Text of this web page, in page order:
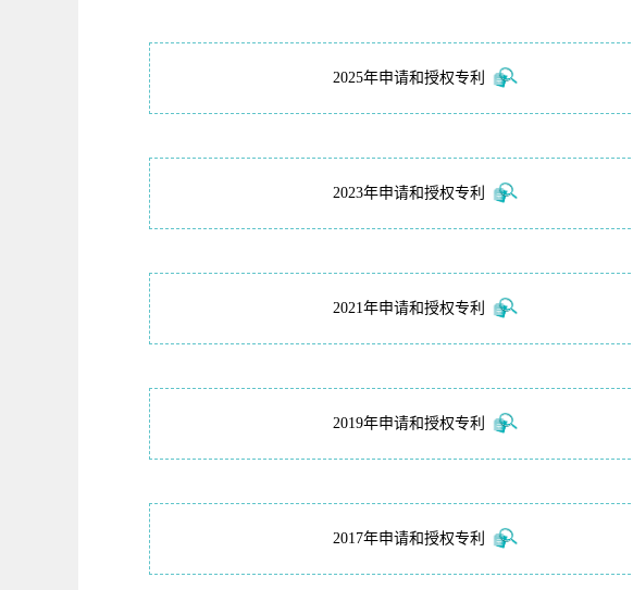
2025年申请和授权专利
2023年申请和授权专利
2021年申请和授权专利
2019年申请和授权专利
2017年申请和授权专利